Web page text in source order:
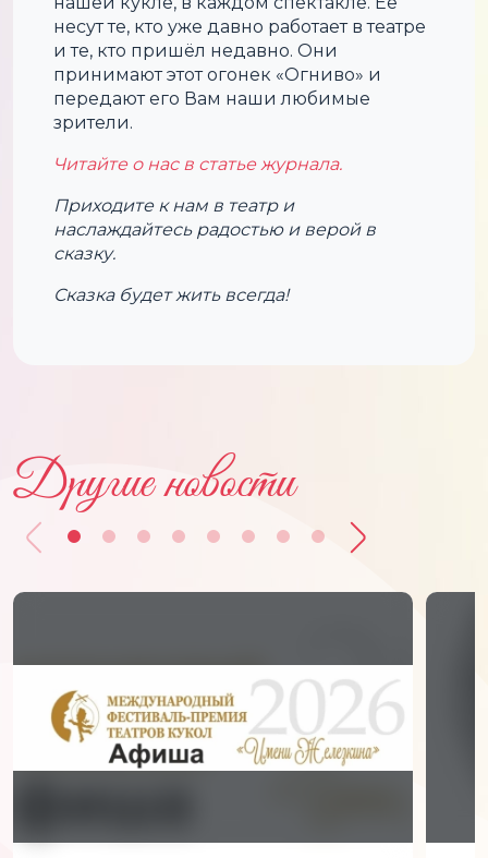
несут те, кто уже давно работает в театре
и те, кто пришёл недавно. Они
принимают этот огонек «Огниво» и
передают его Вам наши любимые
зрители.
Читайте о нас в статье журнала.
Приходите к нам в театр и
наслаждайтесь радостью и верой в
сказку.
Сказка будет жить всегда!
Другие новости